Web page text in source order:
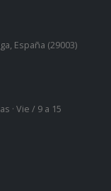
España (29003)
· Vie / 9 a 15